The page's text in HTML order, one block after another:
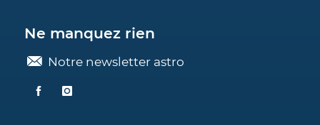
Ne manquez rien
Notre newsletter astro